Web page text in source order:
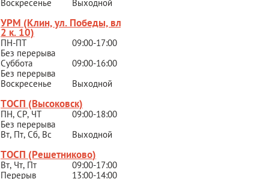
Воскресенье
Выходной
УРМ (Клин, ул. Победы, вл.
2 к. 10)
ПН-ПТ
09:00-17:00
Без перерыва
Суббота
09:00-16:00
Без перерыва
Воскресенье
Выходной
ТОСП (Высоковск)
ПН, СР, ЧТ
09:00-18:00
Без перерыва
Вт, Пт, Сб, Вс
Выходной
ТОСП (Решетниково)
Вт, Чт, Пт
09:00-17:00
Перерыв
13:00-14:00